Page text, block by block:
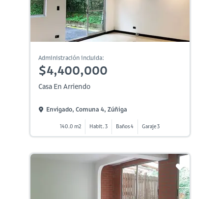
Administración incluida:
$4,400,000
Casa En Arriendo
Envigado, Comuna 4, Zúñiga
140.0 m2 Habit. 3 Baños 4 Garaje 3